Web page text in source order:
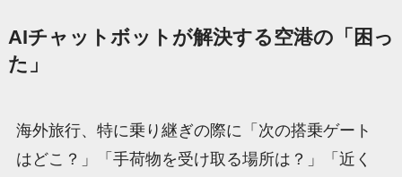
AIチャットボットが解決する空港の「困っ
た」
海外旅行、特に乗り継ぎの際に「次の搭乗ゲート
はどこ？」「手荷物を受け取る場所は？」「近く